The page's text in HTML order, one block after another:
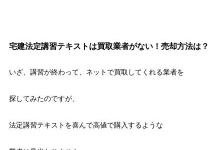
宅建法定講習テキストは買取業者がない！売却方法は？
いざ、講習が終わって、ネットで買取してくれる業者を
探してみたのですが、
法定講習テキストを喜んで高値で購入するような